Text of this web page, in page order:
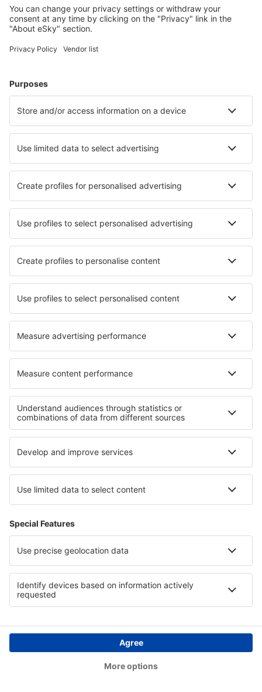
O mais importante é que, nos casos de processamento
de dados pessoais, conforme o Artigo 6.º secção 1
martketing da eSky, a contestação não precisa ser
Administrador de Dados não poderá processar dados
pessoais, conforme o Artigo 6.º secção 1 alínea f) do
RGPD, após a apresentação de contestação, para fins
de martketing da eSky, no escopo dos dados
Tem o direito de retirar o seu consentimento na sede
do Administrador de Dados ou completando o
Contacto).
Além do direito de retirar a permissão e apresentar
contestação, também tem o direito de aceder, copiar,
transferir, corrigir e remover dados e limitar o
recusar ficar sujeito a decisões tomadas
exclusivamente com base no processamento
automatizado, incluindo o perfil, e que tenha
qualquer outra forma. Poderá exercer os direitos acima
na sede do Administrador de Dados ou completando o
formulário apropriado no
Poderá também corrigir os seus dados pessoais
acedendo a sua conta.
Poderá também eliminar a sua conta a qualquer
momento após efetuar o login na Sua conta, de acordo
com os Termos e Condições, ou ao enviar um pedido
para a sede do Administrador de Dados ou ainda
(secção: Contacto).
utilizador (através da conta, durante processamentos
de transação, etc.). Os dados podem ser recolhidos de
outras fontes para fins de operação do serviço. Isto
refere-se às informações recolhidas das entidades que
operam o serviço reservado (companhias aéreas,
hotéis, etc.). O escopo dos dados abrange apenas as
do pedido.
O fornecimento de dados pessoais é sempre voluntário,
contudo é necessário para cumprir as finalidades acima